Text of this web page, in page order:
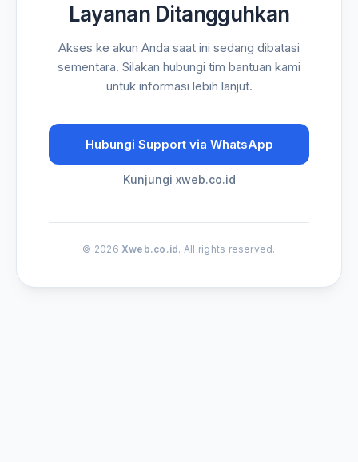
Layanan Ditangguhkan
Akses ke akun Anda saat ini sedang dibatasi
sementara. Silakan hubungi tim bantuan kami
untuk informasi lebih lanjut.
Hubungi Support via WhatsApp
Kunjungi xweb.co.id
© 2026 Xweb.co.id. All rights reserved.